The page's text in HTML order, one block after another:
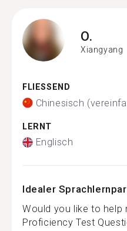
O.
Xiangyang
FLIESSEND
Chinesisch
LERNT
Englisch
Idealer
Would you like to help
Proficiency Test